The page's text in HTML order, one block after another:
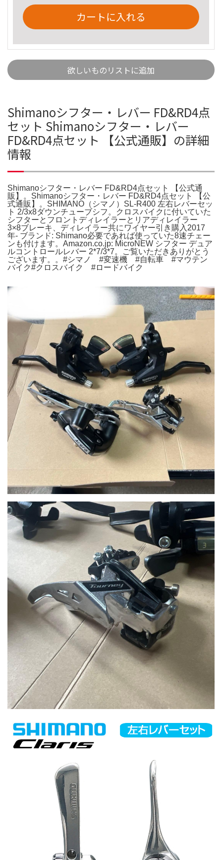
カートに入れる
欲しいものリストに追加
Shimanoシフター・レバー FD&RD4点
セット Shimanoシフター・レバー
FD&RD4点セット 【公式通販】の詳細
情報
Shimanoシフター・レバー FD&RD4点セット 【公式通
販】。Shimanoシフター・レバー FD&RD4点セット 【公
式通販】。SHIMANO（シマノ）SL-R400 左右レバーセッ
ト 2/3x8ダウンチューブシフ。クロスバイクに付いていた
シフターとフロントディレイラーとリアディレイラー
3×8ブレーキ、ディレイラー共にワイヤー引き購入2017
年- ブランド: Shimano必要であれば使っていた8速チェー
ンも付けます。Amazon.co.jp: MicroNEW シフター デュア
ルコントロールレバー 2*7/3*7。ご覧いただきありがとう
ございます。。#シマノ #変速機 #自転車 #マウテン
バイク#クロスバイク #ロードバイク